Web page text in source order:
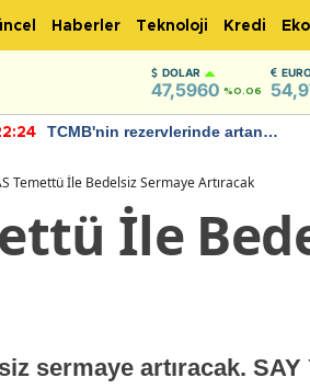
Haberler Teknoloji Kredi
DOLAR
47,5960 %0.06
TCMB'nin rezervlerinde artan
Temettü İle Bedelsiz Sermaye Artıracak
İle
sermaye artıracak.